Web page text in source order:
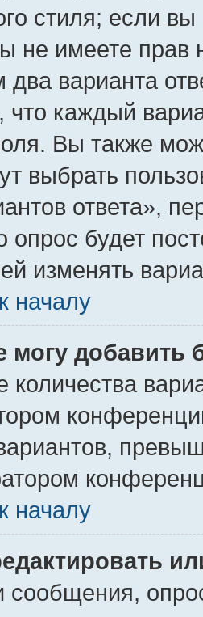
стиля; если
не имеете прав
варианта
каждый
Вы также
выбрать
ответа»,
опрос будет
изменять
началу
могу добавить
количества
началу
сообщения,